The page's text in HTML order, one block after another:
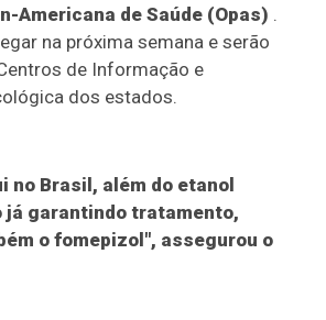
Americana de Saúde (Opas) .
na próxima semana e serão
de Informação e
dos estados.
no Brasil, além do etanol
garantindo tratamento,
o fomepizol", assegurou o